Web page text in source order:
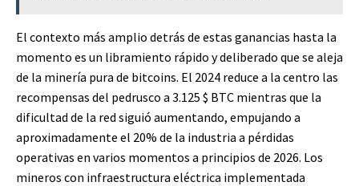
El contexto más amplio detrás de estas ganancias hasta la
momento es un libramiento rápido y deliberado que se aleja
de la minería pura de bitcoins. El 2024 reduce a la centro las
recompensas del pedrusco a 3.125 $ BTC mientras que la
dificultad de la red siguió aumentando, empujando a
aproximadamente el 20% de la industria a pérdidas
operativas en varios momentos a principios de 2026. Los
mineros con infraestructura eléctrica implementada